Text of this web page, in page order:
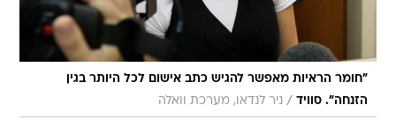
"חומר הראיות מאפשר להגיש כתב אישום לכל היותר בגין
הזנחה". סוויד / ניר לנדאו, מערכת וואלה